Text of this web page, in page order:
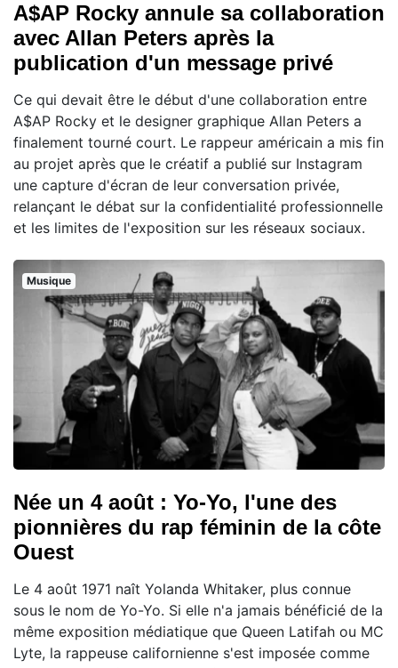
A$AP Rocky annule sa collaboration
avec Allan Peters après la
publication d'un message privé
Ce qui devait être le début d'une collaboration entre
A$AP Rocky et le designer graphique Allan Peters a
finalement tourné court. Le rappeur américain a mis fin
au projet après que le créatif a publié sur Instagram
une capture d'écran de leur conversation privée,
relançant le débat sur la confidentialité professionnelle
et les limites de l'exposition sur les réseaux sociaux.
Musique
Née un 4 août : Yo-Yo, l'une des
pionnières du rap féminin de la côte
Ouest
Le 4 août 1971 naît Yolanda Whitaker, plus connue
sous le nom de Yo-Yo. Si elle n'a jamais bénéficié de la
même exposition médiatique que Queen Latifah ou MC
Lyte, la rappeuse californienne s'est imposée comme